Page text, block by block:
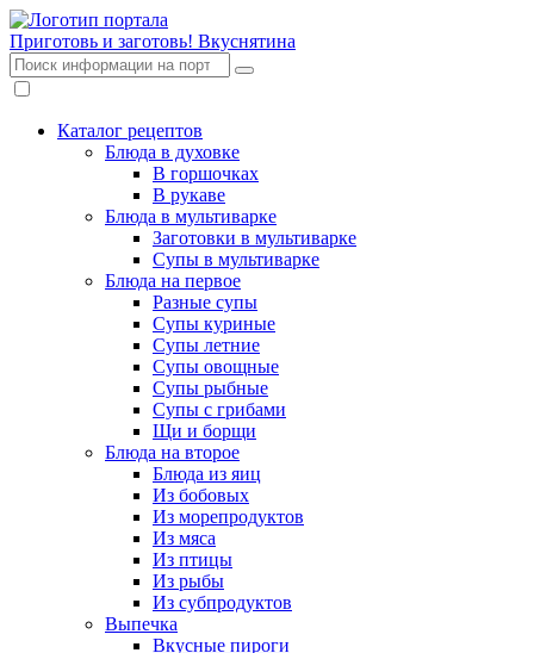
Приготовь и заготовь! Вкуснятина
Каталог рецептов
Блюда в духовке
В горшочках
В рукаве
Блюда в мультиварке
Заготовки в мультиварке
Супы в мультиварке
Блюда на первое
Разные супы
Супы куриные
Супы летние
Супы овощные
Супы рыбные
Супы с грибами
Щи и борщи
Блюда на второе
Блюда из яиц
Из бобовых
Из морепродуктов
Из мяса
Из птицы
Из рыбы
Из субпродуктов
Выпечка
Вкусные пироги